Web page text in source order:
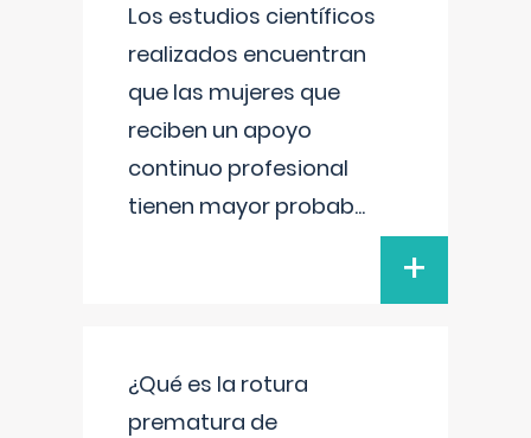
Los estudios científicos
realizados encuentran
que las mujeres que
reciben un apoyo
continuo profesional
tienen mayor probab...
+
¿Qué es la rotura
prematura de